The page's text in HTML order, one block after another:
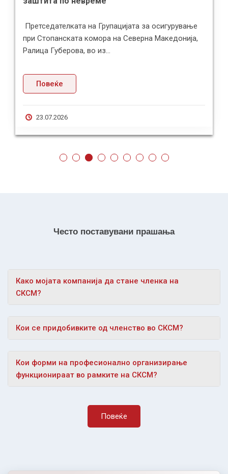
Стопанската комора на Северна Македонија и
Здружението на стопански и индустриски комори
на Индија (ASSOCHAM) потпишаа М...
Повеќе
21.07.2026
Често поставувани прашања
Како мојата компанија да стане членка на
СКСМ?
Кои се придобивките од членство во СКСМ?
Кои форми на професионално организирање
функционираат во рамките на СКСМ?
Повеќе